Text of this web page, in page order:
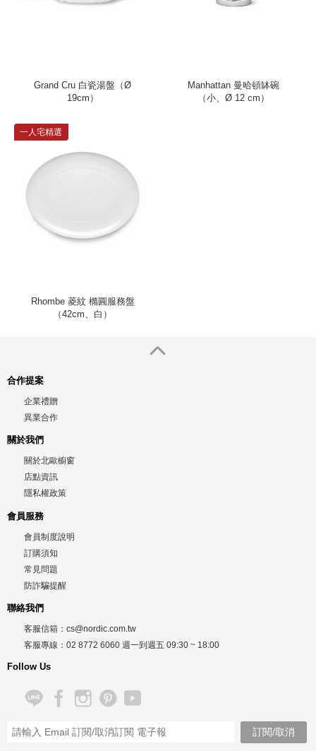
Grand Cru 白瓷湯盤（Ø
19cm）
Manhattan 曼哈頓缽碗
（小、Ø 12 cm）
一人宅精選
Rhombe 菱紋 橢圓服務盤
（42cm、白）
合作提案
企業禮贈
異業合作
關於我們
關於北歐櫥窗
店點資訊
隱私權政策
會員服務
會員制度說明
訂購須知
常見問題
防詐騙提醒
聯絡我們
客服信箱： cs@nordic.com.tw
客服專線： 02 8772 6060 週一到週五 09:30 ~ 18:00
Follow Us